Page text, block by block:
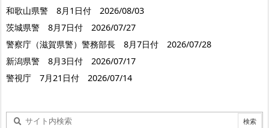
和歌山県警 8月1日付 2026/08/03
茨城県警 8月7日付 2026/07/27
警察庁（滋賀県警）警務部長 8月7日付 2026/07/28
新潟県警 8月3日付 2026/07/17
警視庁 7月21日付 2026/07/14